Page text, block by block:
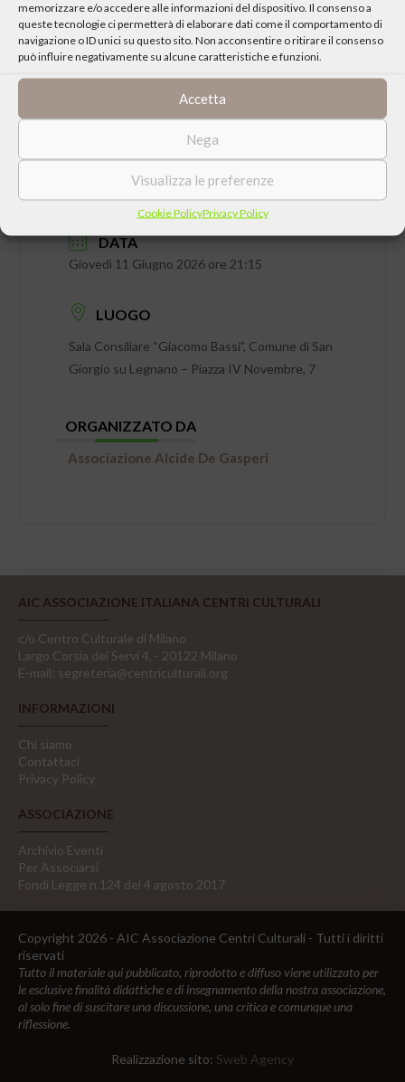
memorizzare e/o accedere alle informazioni del dispositivo. Il consenso a
queste tecnologie ci permetterà di elaborare dati come il comportamento di
navigazione o ID unici su questo sito. Non acconsentire o ritirare il consenso
può influire negativamente su alcune caratteristiche e funzioni.
Accetta
Nega
Visualizza le preferenze
Cookie PolicyPrivacy Policy
CONDIVIDI QUESTO EVENTO
DATA
Giovedì 11 Giugno 2026 ore 21:15
LUOGO
Sala Consiliare “Giacomo Bassi”, Comune di San
Giorgio su Legnano – Piazza IV Novembre, 7
ORGANIZZATO DA
Associazione Alcide De Gasperi
AIC ASSOCIAZIONE ITALIANA CENTRI CULTURALI
c/o Centro Culturale di Milano
Largo Corsia dei Servi 4, - 20122 Milano
E-mail: segreteria@centriculturali.org
INFORMAZIONI
Chi siamo
Contattaci
Privacy Policy
ASSOCIAZIONE
Archivio Eventi
Per Associarsi
Fondi Legge n.124 del 4 agosto 2017
Copyright 2026 - AIC Associazione Centri Culturali - Tutti i diritti
riservati
Tutto il materiale qui pubblicato, riprodotto e diffuso viene utilizzato per
le esclusive finalità didattiche e di insegnamento della nostra associazione,
al solo fine di suscitare una discussione, una critica e comunque una
riflessione.
Realizzazione sito: Sweb Agency